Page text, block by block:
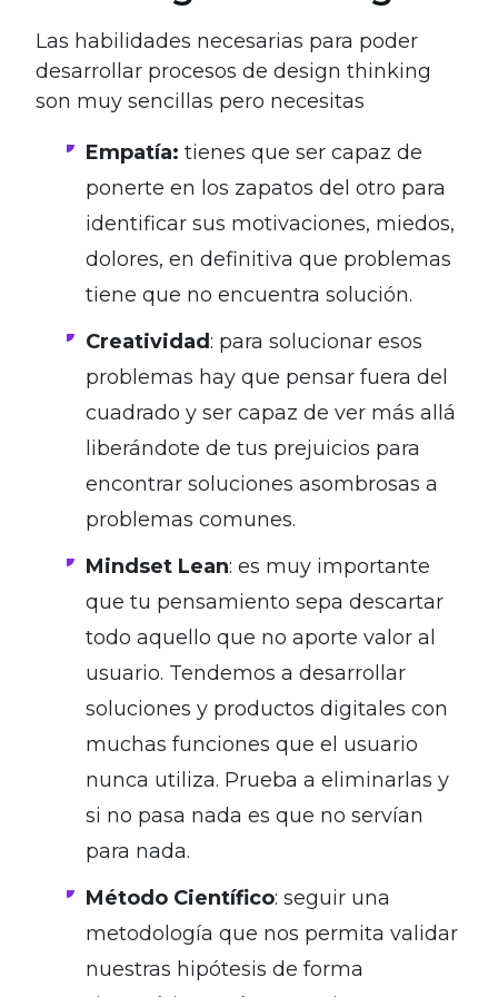
Las habilidades necesarias para poder
desarrollar procesos de design thinking
son muy sencillas pero necesitas
Empatía: tienes que ser capaz de
ponerte en los zapatos del otro para
identificar sus motivaciones, miedos,
dolores, en definitiva que problemas
tiene que no encuentra solución.
Creatividad: para solucionar esos
problemas hay que pensar fuera del
cuadrado y ser capaz de ver más allá
liberándote de tus prejuicios para
encontrar soluciones asombrosas a
problemas comunes.
Mindset Lean: es muy importante
que tu pensamiento sepa descartar
todo aquello que no aporte valor al
usuario. Tendemos a desarrollar
soluciones y productos digitales con
muchas funciones que el usuario
nunca utiliza. Prueba a eliminarlas y
si no pasa nada es que no servían
para nada.
Método Científico: seguir una
metodología que nos permita validar
nuestras hipótesis de forma